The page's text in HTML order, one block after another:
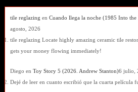
tile reglazing en Cuando llega la noche (1985 Into
agosto, 2026
tile reglazing Locate highly amazing ceramic tile
gets your money flowing immediately!
Diego en Toy Story 5 (2026. Andrew Stanton)6 julio,
Dejé de leer en cuanto escribió que la cuarta película